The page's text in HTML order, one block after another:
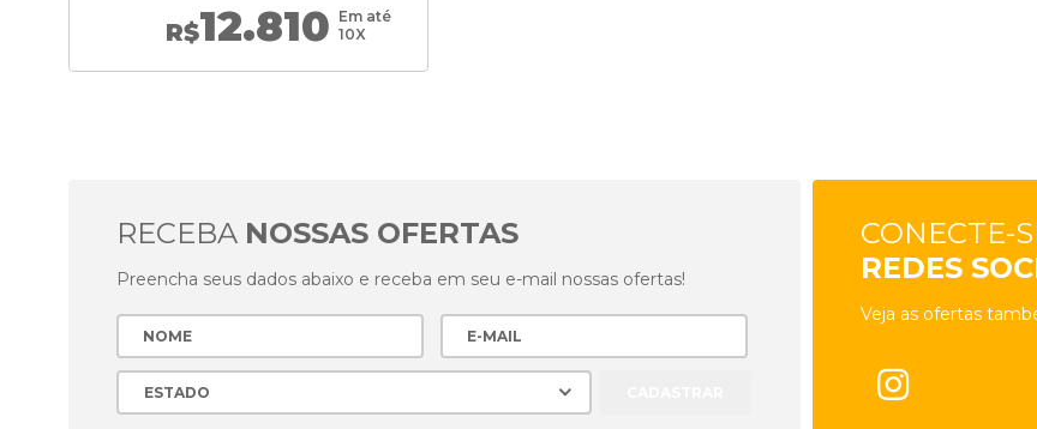
R$12.810 Em até
10X
RECEBA NOSSAS OFERTAS
Preencha seus dados abaixo e receba em seu e-mail nossas ofertas!
CONECTE-
REDES
Veja as ofertas